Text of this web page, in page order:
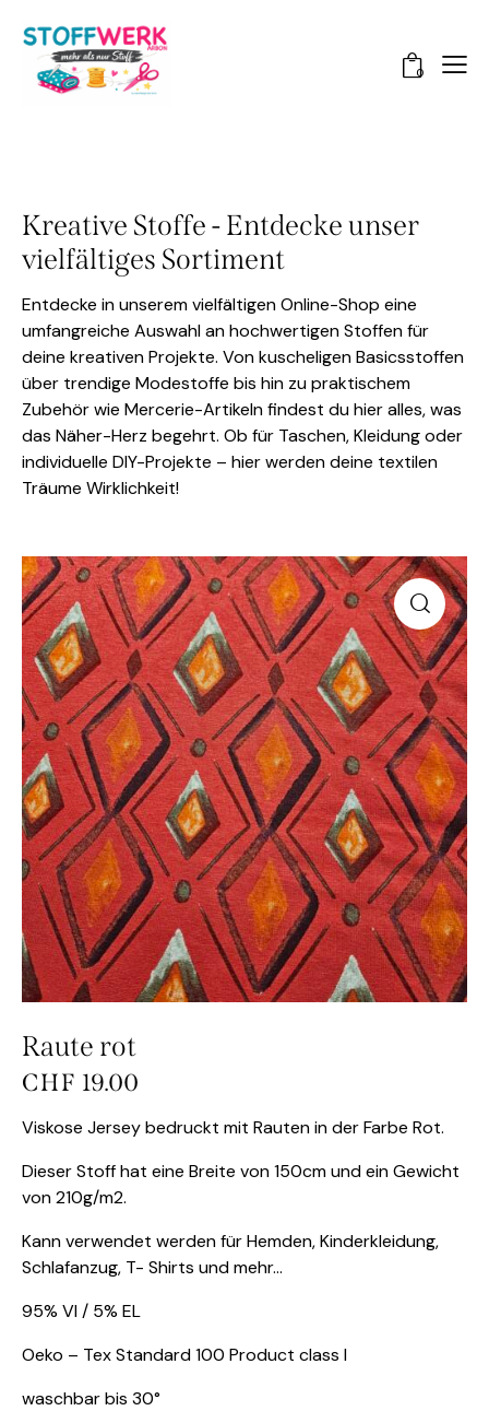
0
Kreative Stoffe - Entdecke unser
vielfältiges Sortiment
Entdecke in unserem vielfältigen Online-Shop eine
umfangreiche Auswahl an hochwertigen Stoffen für
deine kreativen Projekte. Von kuscheligen Basicsstoffen
über trendige Modestoffe bis hin zu praktischem
Zubehör wie Mercerie-Artikeln findest du hier alles, was
das Näher-Herz begehrt. Ob für Taschen, Kleidung oder
individuelle DIY-Projekte – hier werden deine textilen
Träume Wirklichkeit!
Raute rot
CHF 19.00
Viskose Jersey bedruckt mit Rauten in der Farbe Rot.
Dieser Stoff hat eine Breite von 150cm und ein Gewicht
von 210g/m2.
Kann verwendet werden für Hemden, Kinderkleidung,
Schlafanzug, T- Shirts und mehr…
95% VI / 5% EL
Oeko – Tex Standard 100 Product class I
waschbar bis 30°